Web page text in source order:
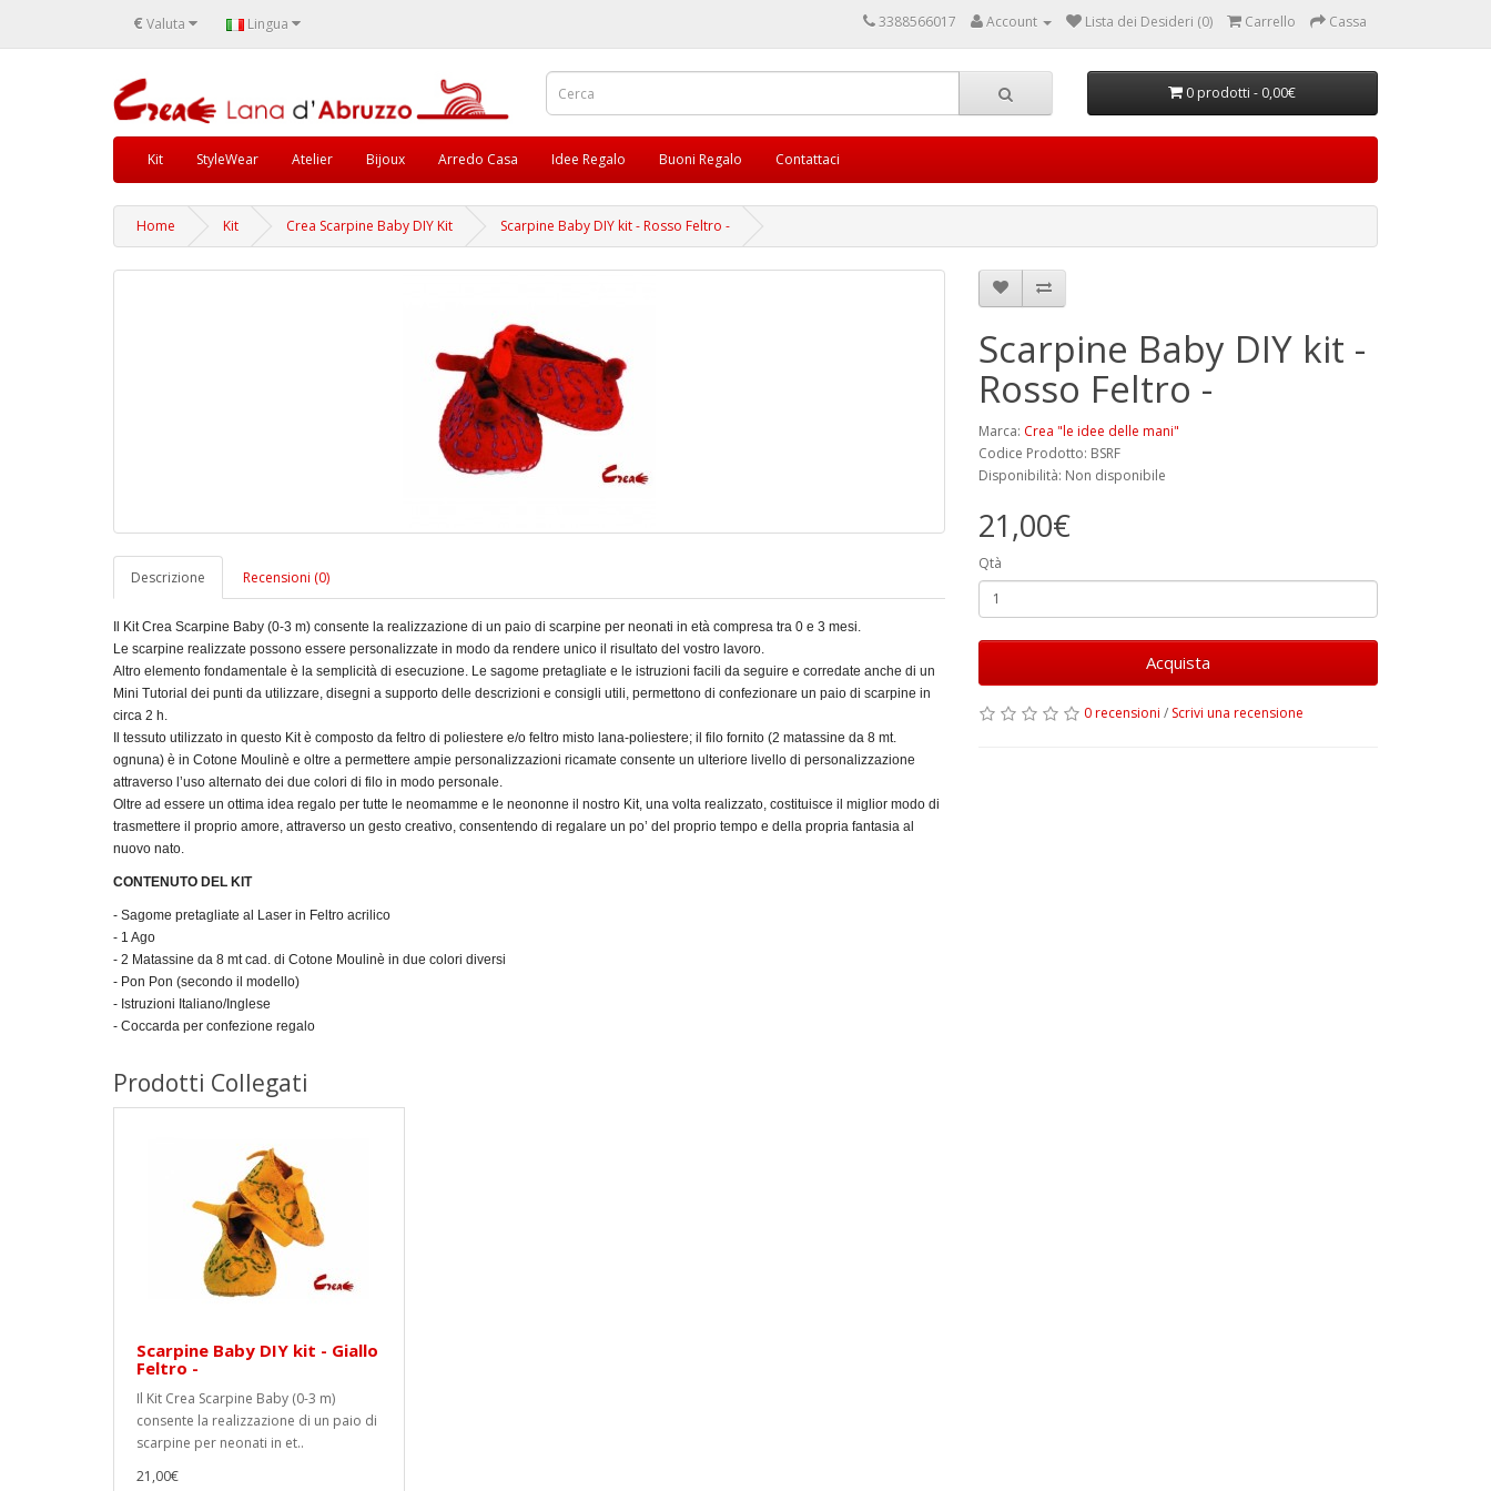
€ Valuta Lingua 3388566017 Account Lista dei Desideri (0) Carrello Cassa
0 prodotti - 0,00€
Kit StyleWear Atelier Bijoux Arredo Casa Idee Regalo Buoni Regalo Contattaci
Home Kit Crea Scarpine Baby DIY Kit Scarpine Baby DIY kit - Rosso Feltro -
Descrizione Recensioni (0)
Il Kit Crea Scarpine Baby (0-3 m) consente la realizzazione di un paio di scarpine per neonati in età compresa tra 0 e 3 mesi.
Le scarpine realizzate possono essere personalizzate in modo da rendere unico il risultato del vostro lavoro.
Altro elemento fondamentale è la semplicità di esecuzione. Le sagome pretagliate e le istruzioni facili da seguire e corredate anche di un
Mini Tutorial dei punti da utilizzare, disegni a supporto delle descrizioni e consigli utili, permettono di confezionare un paio di scarpine in
circa 2 h.
Il tessuto utilizzato in questo Kit è composto da feltro di poliestere e/o feltro misto lana-poliestere; il filo fornito (2 matassine da 8 mt.
ognuna) è in Cotone Moulinè e oltre a permettere ampie personalizzazioni ricamate consente un ulteriore livello di personalizzazione
attraverso l’uso alternato dei due colori di filo in modo personale.
Oltre ad essere un ottima idea regalo per tutte le neomamme e le neononne il nostro Kit, una volta realizzato, costituisce il miglior modo di
trasmettere il proprio amore, attraverso un gesto creativo, consentendo di regalare un po’ del proprio tempo e della propria fantasia al
nuovo nato.
CONTENUTO DEL KIT
- Sagome pretagliate al Laser in Feltro acrilico
- 1 Ago
- 2 Matassine da 8 mt cad. di Cotone Moulinè in due colori diversi
- Pon Pon (secondo il modello)
- Istruzioni Italiano/Inglese
- Coccarda per confezione regalo
Scarpine Baby DIY kit -
Rosso Feltro -
Marca: Crea "le idee delle mani"
Codice Prodotto: BSRF
Disponibilità: Non disponibile
21,00€
Qtà
Acquista
0 recensioni / Scrivi una recensione
Prodotti Collegati
Scarpine Baby DIY kit - Giallo
Feltro -
Il Kit Crea Scarpine Baby (0-3 m)
consente la realizzazione di un paio di
scarpine per neonati in et..
21,00€